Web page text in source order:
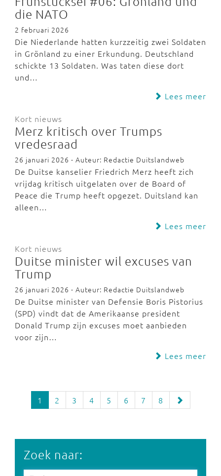
die NATO
2 februari 2026
Die Niederlande hatten kurzzeitig zwei Soldaten
in Grönland zu einer Erkundung. Deutschland
schickte 13 Soldaten. Was taten diese dort
und…
Lees meer
Kort nieuws
Merz kritisch over Trumps
vredesraad
26 januari 2026 - Auteur: Redactie Duitslandweb
De Duitse kanselier Friedrich Merz heeft zich
vrijdag kritisch uitgelaten over de Board of
Peace die Trump heeft opgezet. Duitsland kan
alleen…
Lees meer
Kort nieuws
Duitse minister wil excuses van
Trump
26 januari 2026 - Auteur: Redactie Duitslandweb
De Duitse minister van Defensie Boris Pistorius
(SPD) vindt dat de Amerikaanse president
Donald Trump zijn excuses moet aanbieden
voor zijn…
Lees meer
1 2 3 4 5 6 7 8
Zoek naar: